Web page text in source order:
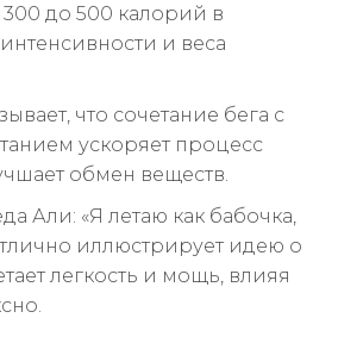
до 500 калорий в
и веса
что сочетание бега с
ускоряет процесс
обмен веществ.
Али: «Я летаю как бабочка,
иллюстрирует идею о
легкость и мощь, влияя